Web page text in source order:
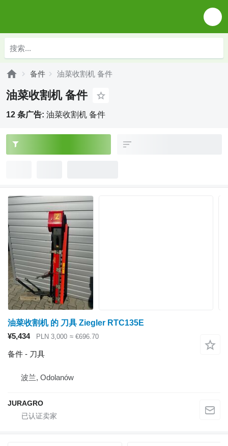
备件 油菜收割机 备件
油菜收割机 备件
12 条广告: 油菜收割机 备件
油菜收割机 的 刀具 Ziegler RTC135E
¥5,434
PLN 3,000 ≈ €696.70
备件 - 刀具
波兰, Odolanów
JURAGRO